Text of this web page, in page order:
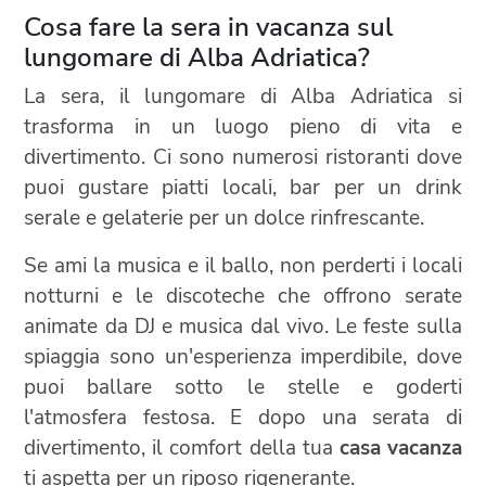
Cosa fare la sera in vacanza sul
lungomare di Alba Adriatica?
La sera, il lungomare di Alba Adriatica si
trasforma in un luogo pieno di vita e
divertimento. Ci sono numerosi ristoranti dove
puoi gustare piatti locali, bar per un drink
serale e gelaterie per un dolce rinfrescante.
Se ami la musica e il ballo, non perderti i locali
notturni e le discoteche che offrono serate
animate da DJ e musica dal vivo. Le feste sulla
spiaggia sono un'esperienza imperdibile, dove
puoi ballare sotto le stelle e goderti
l'atmosfera festosa. E dopo una serata di
divertimento, il comfort della tua casa vacanza
ti aspetta per un riposo rigenerante.